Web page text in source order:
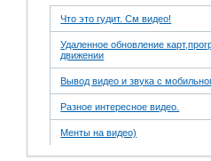
Что это гудит. См видео!
Удаленное обновление
движении
Вывод видео и звука с
Разное интересное видео.
Менты на видео)